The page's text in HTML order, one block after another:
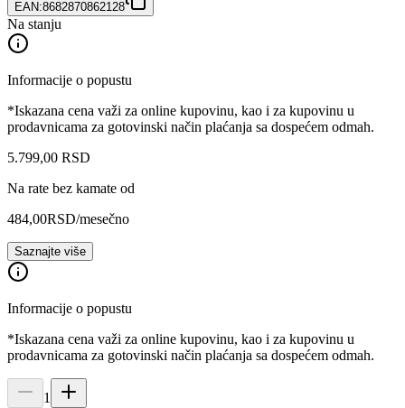
EAN:8682870862128
Na stanju
Informacije o popustu
*Iskazana cena važi za online kupovinu, kao i za kupovinu u
prodavnicama za gotovinski način plaćanja sa dospećem odmah.
5.799,00 RSD
Na rate bez kamate od
484,00RSD/mesečno
Saznajte više
Informacije o popustu
*Iskazana cena važi za online kupovinu, kao i za kupovinu u
prodavnicama za gotovinski način plaćanja sa dospećem odmah.
1